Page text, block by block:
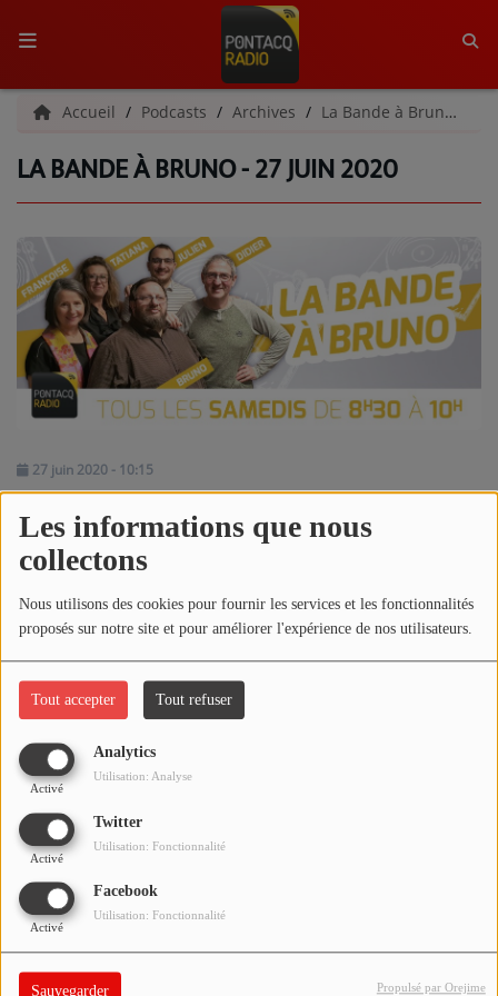
Les informations que nous
collectons
Nous utilisons des cookies pour fournir les services et les fonctionnalités
proposés sur notre site et pour améliorer l'expérience de nos utilisateurs.
Tout accepter Tout refuser
Analytics
Activé
Utilisation: Analyse
Twitter
Activé
Utilisation: Fonctionnalité
Facebook
Activé
Utilisation: Fonctionnalité
Sauvegarder Propulsé par Orejime
ACCUEIL
RADIO
L'ÉQUIPE
GRILLE DES PROGRAMMES
C'ÉTAIT QUOI CE TITRE ?
MÉDIAS
PODCASTS - SAISON 2026/2027
NOS PROGRAMMES COURTS
ARCHIVES - SAISONS PASSÉES
VOS ÉMISSIONS EN IMAGES
PHOTOS
ANNONCEURS & ESPACE PRO
VOTRE PUBLICITÉ SUR PONTACQ RADIO
LOCATION DE STUDIOS
ÉDUCATION AUX MÉDIAS ET À
L'INFORMATION
EN QUOI ÇA CONSISTE ?
ÉCOUTEZ LES PRODUCTIONS
Accueil Podcasts Archives La Bande à Bruno | Archives
LA BANDE À BRUNO - 27 JUIN 2020
27 juin 2020 - 10:15
Écouter le podcast
Télécharger le podcast
Réécoutez l'émission LA BANDE À BRUNO du samedi 27 juin
2020 !